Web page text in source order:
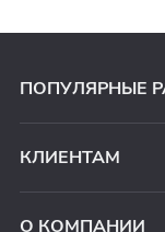
ПОПУЛЯРНЫЕ
КЛИЕНТАМ
О КОМПАНИИ